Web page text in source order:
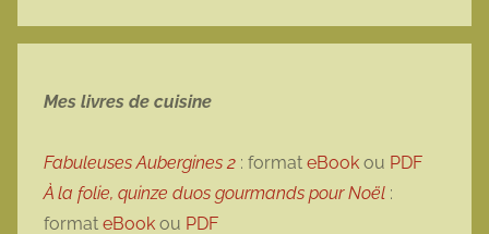
Mes livres de cuisine
Fabuleuses Aubergines 2 : format eBook ou PDF
À la folie, quinze duos gourmands pour Noël :
format eBook ou PDF